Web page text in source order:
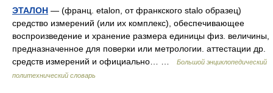
ЭТАЛОН — (франц. etalon, от франкского stalo образец)
средство измерений (или их комплекс), обеспечивающее
воспроизведение и хранение размера единицы физ. величины,
предназначенное для поверки или метрологии. аттестации др.
средств измерений и официально… …
Большой энциклопедический
политехнический словарь